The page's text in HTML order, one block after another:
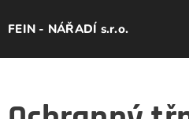
FEIN - NÁŘADÍ s.r.o.